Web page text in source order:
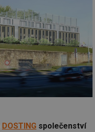
DOSTING společenství